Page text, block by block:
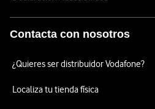
Contacta con nosotros
¿Quieres ser distribuidor Vodafone?
Localiza tu tienda física